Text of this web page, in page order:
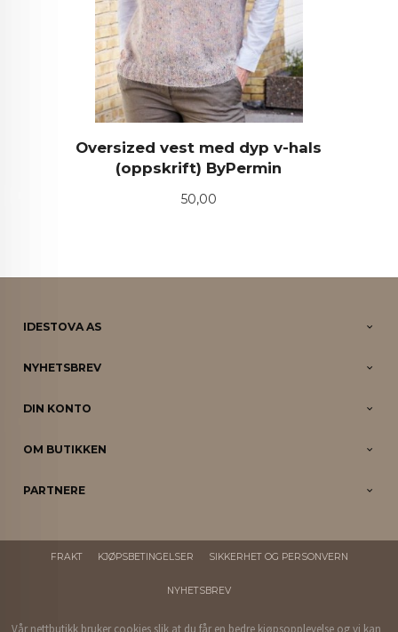
Oversized vest med dyp v-hals
(oppskrift) ByPermin
Pris
50,00
IDESTOVA AS
NYHETSBREV
DIN KONTO
OM BUTIKKEN
PARTNERE
FRAKT KJØPSBETINGELSER SIKKERHET OG PERSONVERN
NYHETSBREV
Vår nettbutikk bruker cookies slik at du får en bedre kjøpsopplevelse og vi kan